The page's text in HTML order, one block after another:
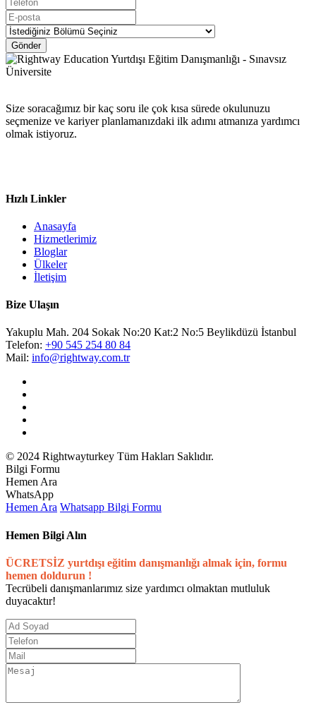
Gönder
Size soracağımız bir kaç soru ile çok kısa sürede okulunuzu
seçmenize ve kariyer planlamanızdaki ilk adımı atmanıza yardımcı
olmak istiyoruz.
Hızlı Linkler
Anasayfa
Hizmetlerimiz
Bloglar
Ülkeler
İletişim
Bize Ulaşın
Yakuplu Mah. 204 Sokak No:20 Kat:2 No:5 Beylikdüzü İstanbul
Telefon: +90 545 254 80 84
Mail: info@rightway.com.tr
© 2024 Rightwayturkey Tüm Hakları Saklıdır.
Bilgi Formu
Hemen Ara
WhatsApp
Hemen Ara Whatsapp Bilgi Formu
Hemen Bilgi Alın
ÜCRETSİZ yurtdışı eğitim danışmanlığı almak için, formu
hemen doldurun !
Tecrübeli danışmanlarımız size yardımcı olmaktan mutluluk
duyacaktır!